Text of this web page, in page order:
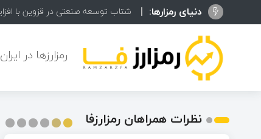
دنیای رمزارها: پنج هندزفر
رمزارزها در
نظرات همراهان رمزارزفا